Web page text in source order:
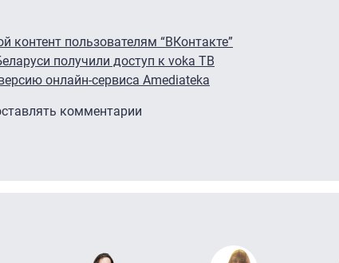
контент пользователям “ВКонтакте”
получили доступ к voka ТВ
онлайн-сервиса Amediateka
комментарии